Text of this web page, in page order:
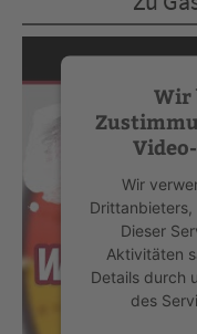
Wir
Wir
Dieser
Aktivitäten
Details durch
des